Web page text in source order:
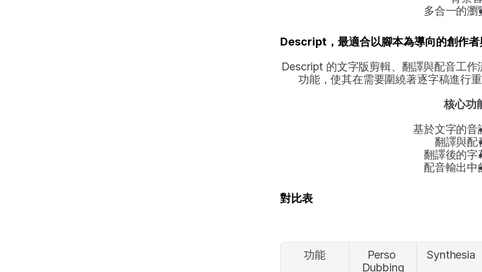
多合一的瀏
Descript，最適合以腳本為導向的創作者
Descript 的文字版剪輯、翻譯與配音工
功能，使其在需要圍繞著逐字稿進行
核心功
基於文字的音
翻譯與配
翻譯後的字
配音輸出中
對比表
功能
Perso
Dubbing
Synthesia